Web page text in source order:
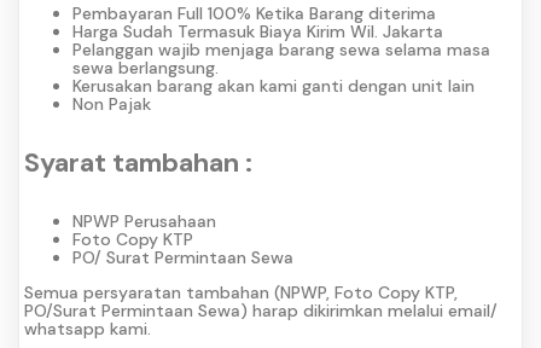
Pembayaran Full 100% Ketika Barang diterima
Harga Sudah Termasuk Biaya Kirim Wil. Jakarta
Pelanggan wajib menjaga barang sewa selama masa
sewa berlangsung.
Kerusakan barang akan kami ganti dengan unit lain
Non Pajak
Syarat tambahan :
NPWP Perusahaan
Foto Copy KTP
PO/ Surat Permintaan Sewa
Semua persyaratan tambahan (NPWP, Foto Copy KTP,
PO/Surat Permintaan Sewa) harap dikirimkan melalui email/
whatsapp kami.